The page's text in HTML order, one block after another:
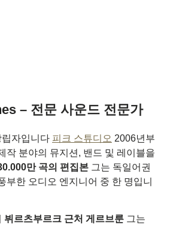
– 전문 사운드 전문가
립자입니다 피크 스튜디오 2006년부
작 분야의 뮤지션, 밴드 및 레이블을
만 곡의 편집본 그는 독일어권
부한 오디오 엔지니어 중 한 명입니
뷔르츠부르크 근처 게르브룬 그는